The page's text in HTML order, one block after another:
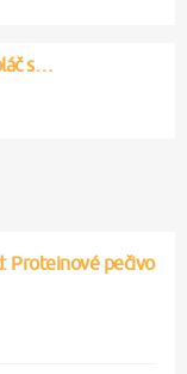
s…
Proteinové pečivo